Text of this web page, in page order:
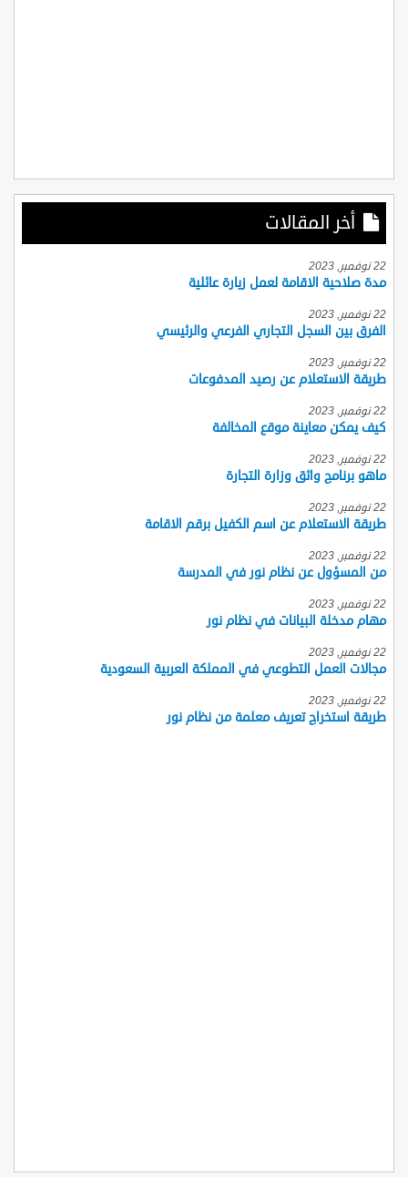
أخر المقالات
22 نوفمبر, 2023
مدة صلاحية الاقامة لعمل زيارة عائلية
22 نوفمبر, 2023
الفرق بين السجل التجاري الفرعي والرئيسي
22 نوفمبر, 2023
طريقة الاستعلام عن رصيد المدفوعات
22 نوفمبر, 2023
كيف يمكن معاينة موقع المخالفة
22 نوفمبر, 2023
ماهو برنامج واثق وزارة التجارة
22 نوفمبر, 2023
طريقة الاستعلام عن اسم الكفيل برقم الاقامة
22 نوفمبر, 2023
من المسؤول عن نظام نور في المدرسة
22 نوفمبر, 2023
مهام مدخلة البيانات في نظام نور
22 نوفمبر, 2023
مجالات العمل التطوعي في المملكة العربية السعودية
22 نوفمبر, 2023
طريقة استخراج تعريف معلمة من نظام نور